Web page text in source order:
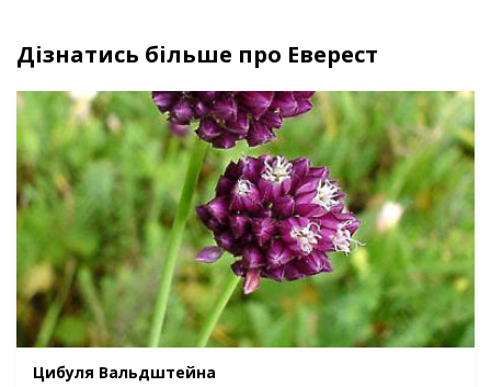
Дізнатись більше про Еверест
Цибуля Вальдштейна